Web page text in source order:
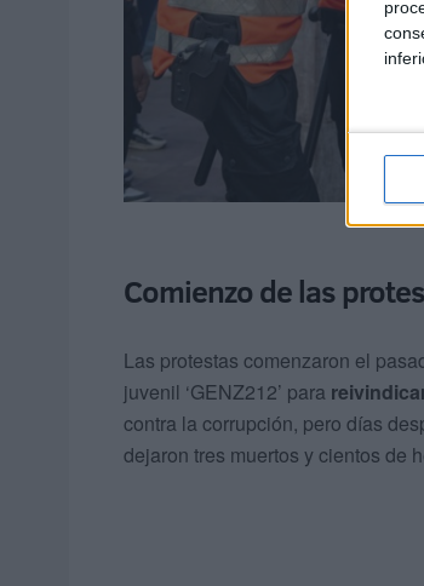
Comienzo de las
Las protestas comenzaron el
juvenil ‘GENZ212’ para
contra la corrupción, pero días
dejaron tres muertos y cientos de